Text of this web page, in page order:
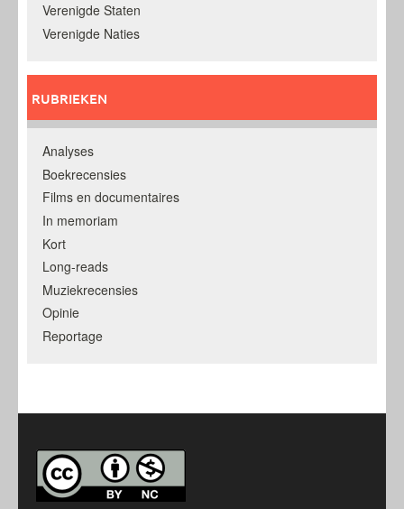
Verenigde Staten
Verenigde Naties
RUBRIEKEN
Analyses
Boekrecensies
Films en documentaires
In memoriam
Kort
Long-reads
Muziekrecensies
Opinie
Reportage